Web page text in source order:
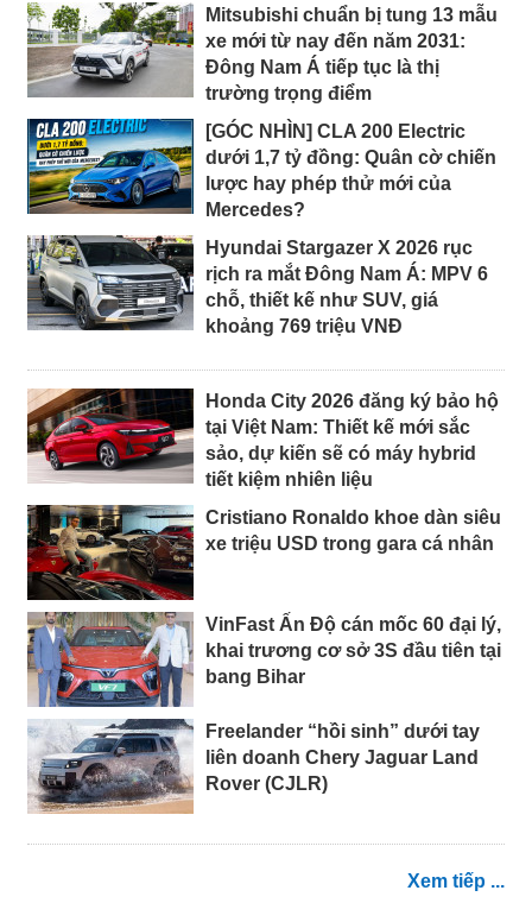
Mitsubishi chuẩn bị tung 13 mẫu
xe mới từ nay đến năm 2031:
Đông Nam Á tiếp tục là thị
trường trọng điểm
[GÓC NHÌN] CLA 200 Electric
dưới 1,7 tỷ đồng: Quân cờ chiến
lược hay phép thử mới của
Mercedes?
Hyundai Stargazer X 2026 rục
rịch ra mắt Đông Nam Á: MPV 6
chỗ, thiết kế như SUV, giá
khoảng 769 triệu VNĐ
Honda City 2026 đăng ký bảo hộ
tại Việt Nam: Thiết kế mới sắc
sảo, dự kiến sẽ có máy hybrid
tiết kiệm nhiên liệu
Cristiano Ronaldo khoe dàn siêu
xe triệu USD trong gara cá nhân
VinFast Ấn Độ cán mốc 60 đại lý,
khai trương cơ sở 3S đầu tiên tại
bang Bihar
Freelander “hồi sinh” dưới tay
liên doanh Chery Jaguar Land
Rover (CJLR)
Xem tiếp ...